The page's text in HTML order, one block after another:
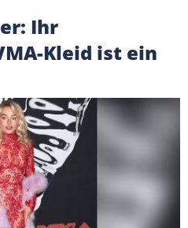
Ihr
Kleid ist ein